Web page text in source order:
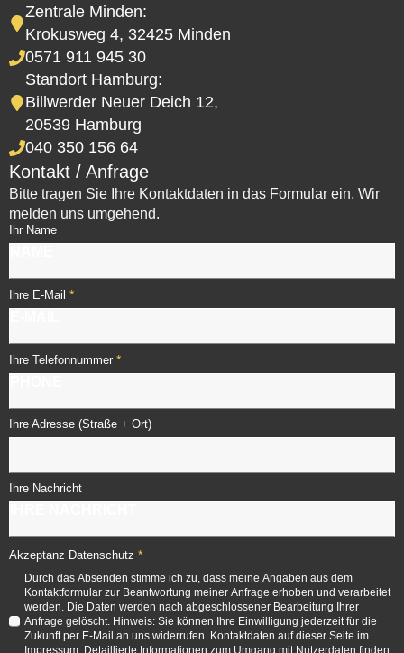
Zentrale Minden:
Krokusweg 4, 32425 Minden
0571 911 945 30
Standort Hamburg:
Billwerder Neuer Deich 12,
20539 Hamburg
040 350 156 64
Kontakt / Anfrage
Bitte tragen Sie Ihre Kontaktdaten in das Formular ein. Wir
melden uns umgehend.
Ihr Name
Ihre E-Mail *
Ihre Telefonnummer *
Ihre Adresse (Straße + Ort)
Ihre Nachricht
Akzeptanz Datenschutz *
Durch das Absenden stimme ich zu, dass meine Angaben aus dem
Kontaktformular zur Beantwortung meiner Anfrage erhoben und verarbeitet
werden. Die Daten werden nach abgeschlossener Bearbeitung Ihrer
Anfrage gelöscht. Hinweis: Sie können Ihre Einwilligung jederzeit für die
Zukunft per E-Mail an uns widerrufen. Kontaktdaten auf dieser Seite im
Impressum. Detaillierte Informationen zum Umgang mit Nutzerdaten finden